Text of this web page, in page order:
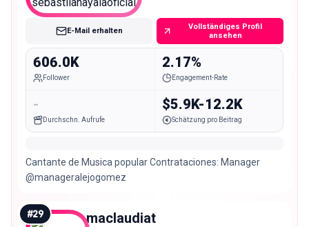
Mega
E-Mail erhalten
Vollständiges Profil
ansehen
606.0K
Follower
2.17%
Engagement-Rate
-
Durchschn. Aufrufe
$5.9K-12.2K
Schätzung pro Beitrag
Cantante de Musica popular Contrataciones: Manager
@manageralejogomez
#29 maclaudiat